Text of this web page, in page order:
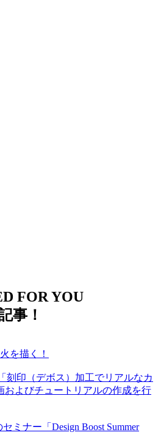
FOR YOU
事！
を描く！
刻印（デボス）加⼯でリアルなカ
およびチュートリアルの作成を行
ミナー「Design Boost Summer